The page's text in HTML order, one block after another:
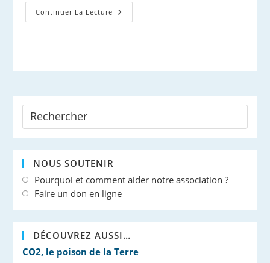
Continuer La Lecture Ecotourisme
Ou
NOUS SOUTENIR
Pourquoi et comment aider notre association ?
Faire un don en ligne
DÉCOUVREZ AUSSI…
CO2, le poison de la Terre